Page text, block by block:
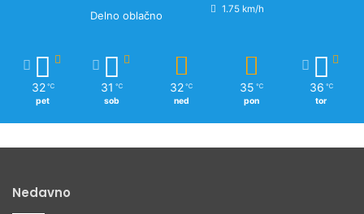
Delno oblačno
1.75 km/h
32 ℃
pet
31 ℃
sob
32 ℃
ned
35 ℃
pon
36 ℃
tor
Nedavno